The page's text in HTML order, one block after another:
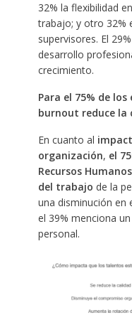
32% la flexibilidad
trabajo; y otro 32%
supervisores. El
desarrollo
crecimiento.
Para el 75% de
burnout reduce la
En cuanto al
organización, el
Recursos
del trabajo de la
una disminución en
el 39% menciona
personal.